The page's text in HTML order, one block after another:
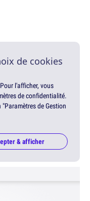
de cookies
l'afficher, vous
de confidentialité.
de Gestion
& afficher